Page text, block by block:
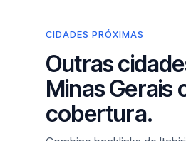
CIDADES PRÓXIMAS
Outras
Minas Gerais
cobertura.